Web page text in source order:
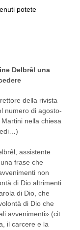
potete
Delbrêl una
della rivista
numero di agosto-
Martini nella chiesa
assistente
frase che
non
di Dio altrimenti
di Dio, che
di Dio che
avvenimenti» (cit.
il carcere e la